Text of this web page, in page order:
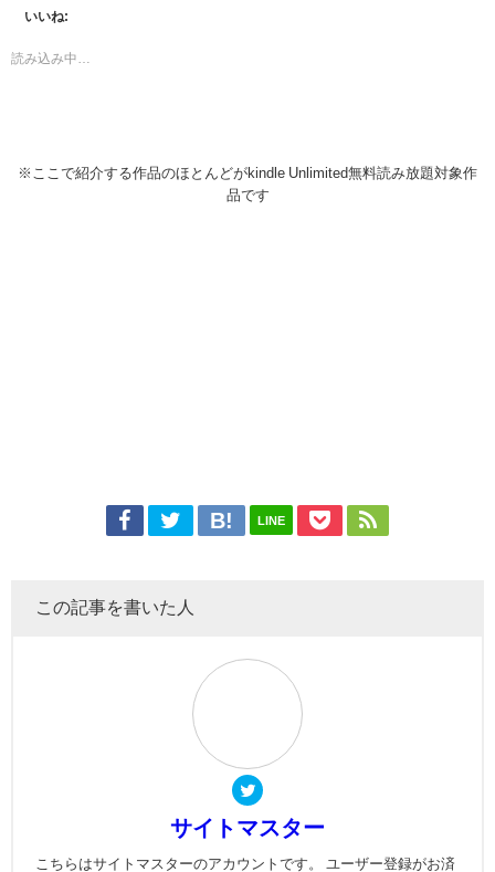
いいね:
読み込み中…
※ここで紹介する作品のほとんどがkindle Unlimited無料読み放題対象作
品です
LINE
この記事を書いた人
サイトマスター
こちらはサイトマスターのアカウントです。 ユーザー登録がお済